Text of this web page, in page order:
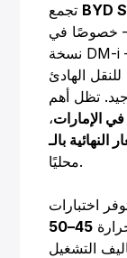
BYD
– خصوصًا في
نسخة DM-i – مع تركيز واضح على راحة القيادة.
للنقل الهادئ
تظل أهم
الإمارات،
محليًا.
اختبارات
التشغيل